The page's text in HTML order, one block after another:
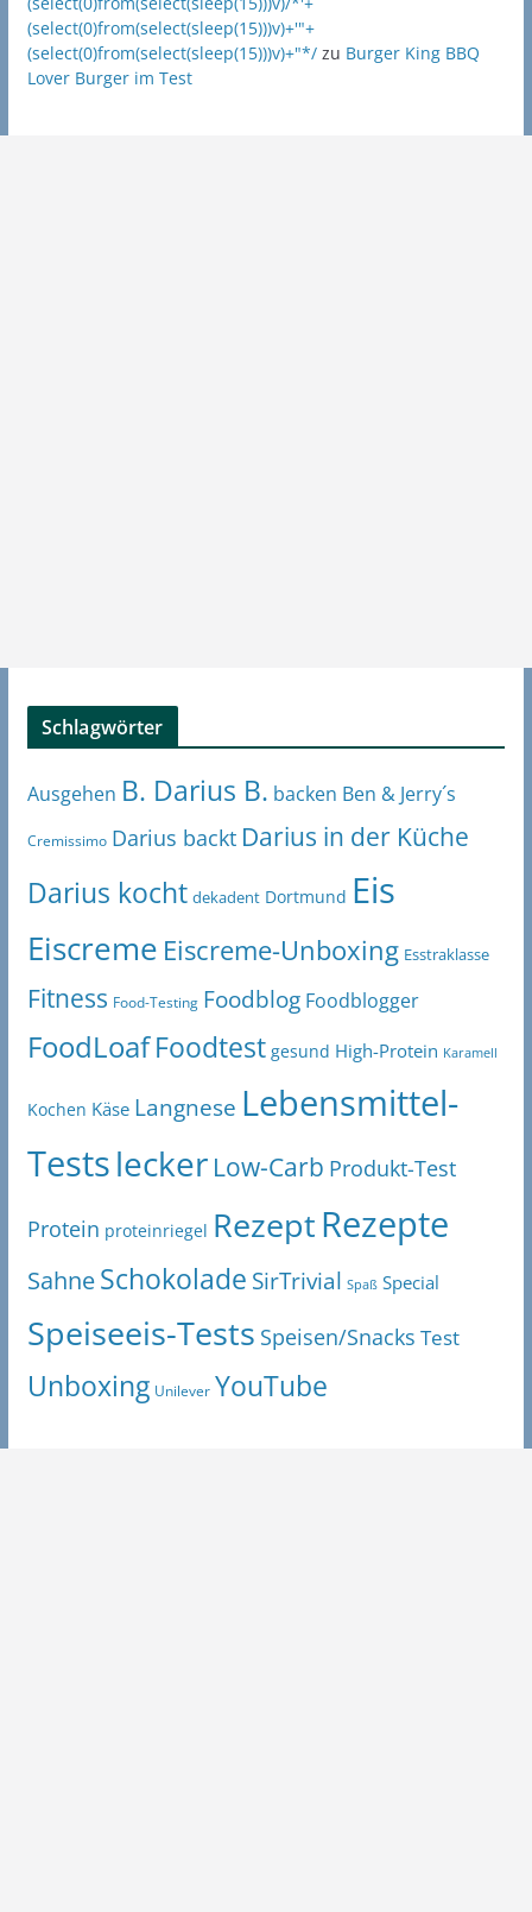
(select(0)from(select(sleep(15)))v)+'"+
(select(0)from(select(sleep(15)))v)+"*/zu Burger King BBQ
Lover Burger im Test
Schlagwörter
Ausgehen B. Darius B. backen Ben & Jerry´s
Cremissimo Darius backt Darius in der Küche
Darius kocht dekadent Dortmund Eis
Eiscreme Eiscreme-Unboxing Esstraklasse
Fitness Food-Testing Foodblog Foodblogger
FoodLoaf Foodtest gesund High-Protein Karamell
Kochen Käse Langnese Lebensmittel-
Testslecker Low-Carb Produkt-Test
Protein proteinriegel RezeptRezepte
SahneSchokolade SirTrivial Spaß Special
Speiseeis-Tests Speisen/Snacks Test
Unboxing Unilever YouTube